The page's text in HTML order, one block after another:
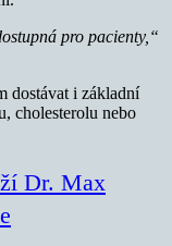
pro pacienty,“
dostávat i základní
cholesterolu nebo
Dr. Max